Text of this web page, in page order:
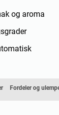
og aroma
Fordeler og